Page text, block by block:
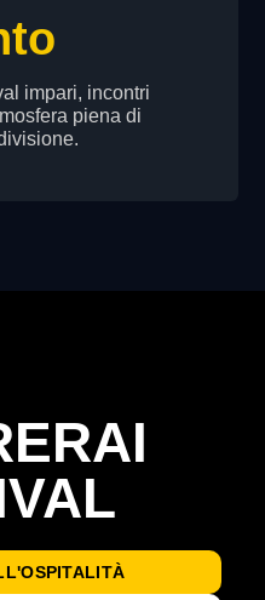
impari, incontri
piena di